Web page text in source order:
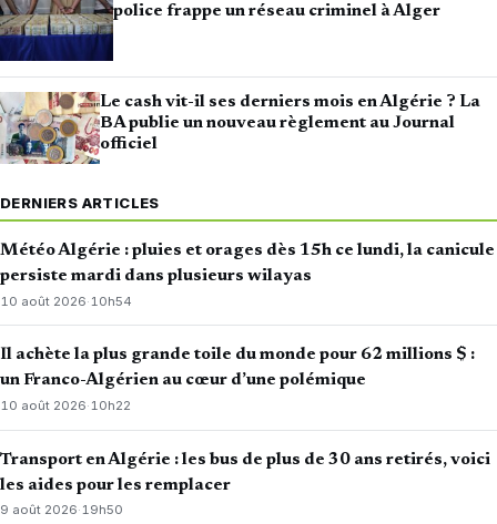
police frappe un réseau criminel à Alger
Le cash vit-il ses derniers mois en Algérie ? La
BA publie un nouveau règlement au Journal
officiel
DERNIERS ARTICLES
Météo Algérie : pluies et orages dès 15h ce lundi, la canicule
persiste mardi dans plusieurs wilayas
10 août 2026· 10h54
Il achète la plus grande toile du monde pour 62 millions $ :
un Franco-Algérien au cœur d’une polémique
10 août 2026·10h22
Transport en Algérie : les bus de plus de 30 ans retirés, voici
les aides pour les remplacer
9 août 2026·19h50